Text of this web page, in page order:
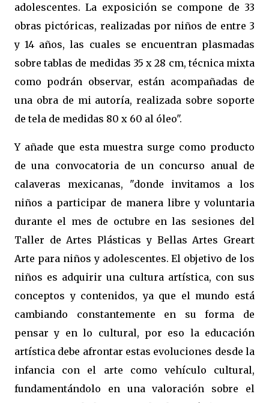
adolescentes. La exposición se compone de 33
obras pictóricas, realizadas por niños de entre 3
y 14 años, las cuales se encuentran plasmadas
sobre tablas de medidas 35 x 28 cm, técnica mixta
como podrán observar, están acompañadas de
una obra de mi autoría, realizada sobre soporte
de tela de medidas 80 x 60 al óleo".
Y añade que esta muestra surge como producto
de una convocatoria de un concurso anual de
calaveras mexicanas, "donde invitamos a los
niños a participar de manera libre y voluntaria
durante el mes de octubre en las sesiones del
Taller de Artes Plásticas y Bellas Artes Greart
Arte para niños y adolescentes. El objetivo de los
niños es adquirir una cultura artística, con sus
conceptos y contenidos, ya que el mundo está
cambiando constantemente en su forma de
pensar y en lo cultural, por eso la educación
artística debe afrontar estas evoluciones desde la
infancia con el arte como vehículo cultural,
fundamentándolo en una valoración sobre el